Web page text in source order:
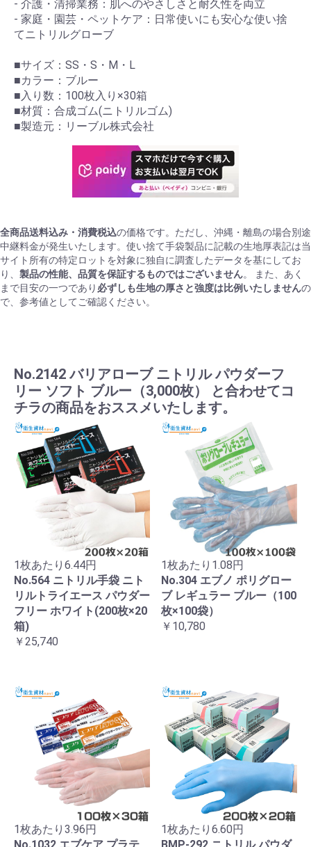
- 介護・清掃業務：肌へのやさしさと耐久性を両立
- 家庭・園芸・ペットケア：日常使いにも安心な使い捨
てニトリルグローブ
■サイズ：SS・S・M・L
■カラー：ブルー
■入り数：100枚入り×30箱
■材質：合成ゴム(ニトリルゴム)
■製造元：リーブル株式会社
全商品送料込み・消費税込の価格です。ただし、沖縄・離島の場合別途
中継料金が発生いたします。使い捨て手袋製品に記載の生地厚表記は当
サイト所有の特定ロットを対象に独自に調査したデータを基にしてお
り、 製品の性能、品質を保証するものではございません。 また、あく
まで目安の一つであり 必ずしも生地の厚さと強度は比例いたしませんの
で、参考値としてご確認ください。
No.2142 バリアローブ ニトリル パウダーフ
リー ソフト ブルー（3,000枚） と合わせてコ
チラの商品をおススメいたします。
1枚あたり6.44円
No.564 ニトリル手袋 ニト
リルトライエース パウダー
フリー ホワイト(200枚×20
箱)
￥25,740
1枚あたり1.08円
No.304 エブノ ポリグロー
ブ レギュラー ブルー（100
枚×100袋）
￥10,780
1枚あたり3.96円
1枚あたり6.60円